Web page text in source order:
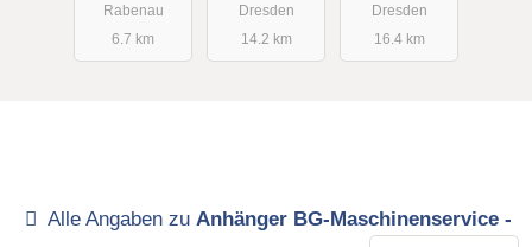
enverleih
Rabenau
6.7 km
Center
Dresden Süd
Dresden
14.2 km
Dresden
16.4 km
Alle Angaben zu Anhänger BG-Maschinenservice -